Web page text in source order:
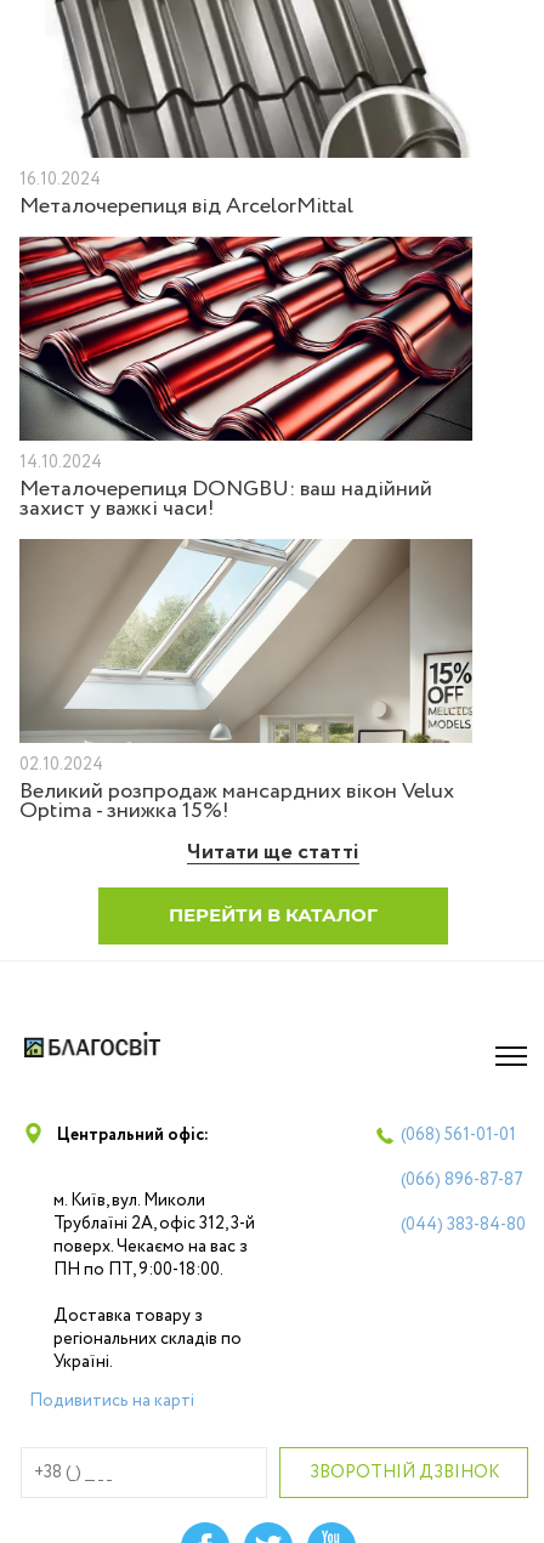
16.10.2024
Металочерепиця від ArcelorMittal
14.10.2024
Металочерепиця DONGBU: ваш надійний
захист у важкі часи!
02.10.2024
Великий розпродаж мансардних вікон Velux
Optima - знижка 15%!
Читати ще статті
ПЕРЕЙТИ В КАТАЛОГ
Центральний офіс:
м. Київ, вул. Миколи
Трублаїні 2А, офіс 312, 3-й
поверх. Чекаємо на вас з
ПН по ПТ, 9:00-18:00.
Доставка товару з
регіональних складів по
Україні.
Подивитись на карті
(068) 561-01-01
(066) 896-87-87
(044) 383-84-80